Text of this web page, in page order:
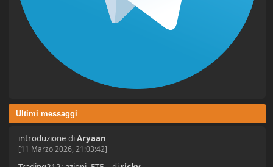
Ultimi messaggi
introduzione diAryaan
[11 Marzo 2026, 21:03:42]